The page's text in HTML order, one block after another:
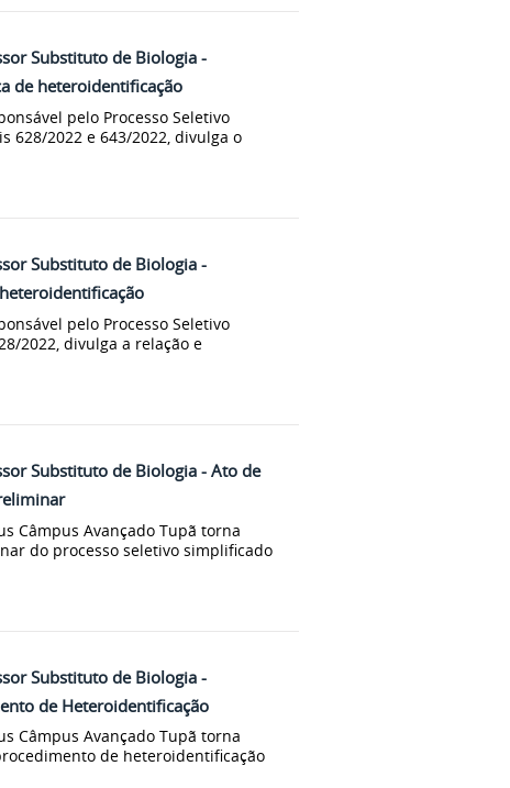
Substituto de Biologia -
de heteroidentificação
pelo Processo Seletivo
628/2022 e 643/2022, divulga o
Substituto de Biologia -
pelo Processo Seletivo
2022, divulga a relação e
Substituto de Biologia - Ato de
Câmpus Avançado Tupã torna
do processo seletivo simplificado
Substituto de Biologia -
de Heteroidentificação
Câmpus Avançado Tupã torna
de heteroidentificação